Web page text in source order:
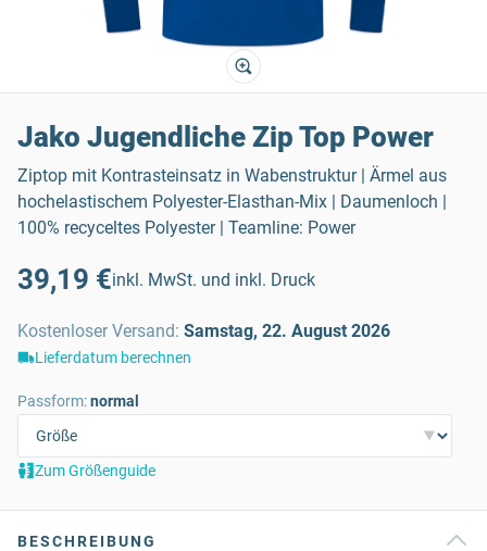
Jako Jugendliche Zip Top Power
Ziptop mit Kontrasteinsatz in Wabenstruktur | Ärmel aus
hochelastischem Polyester-Elasthan-Mix | Daumenloch |
100% recyceltes Polyester | Teamline: Power
39,19 €inkl. MwSt. und inkl. Druck
Kostenloser Versand: Samstag, 22. August 2026
Lieferdatum berechnen
Passform:normal
Zum Größenguide
BESCHREIBUNG